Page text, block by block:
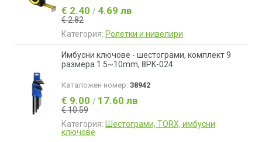
€ 2.40 / 4.69 лв
€ 2.82
Категория: Ролетки и нивелири
Имбусни ключове - шестограми, комплект 9
размера 1.5~10mm, 8PK-024
Каталожен номер: 38942
€ 9.00 / 17.60 лв
€ 10.59
Категория: Шестограми, TORX, имбусни
ключове